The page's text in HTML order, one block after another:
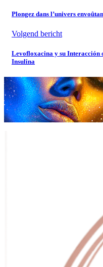
Plongez dans l’univers
Volgend bericht
Levofloxacina y su Interacción
Insulina